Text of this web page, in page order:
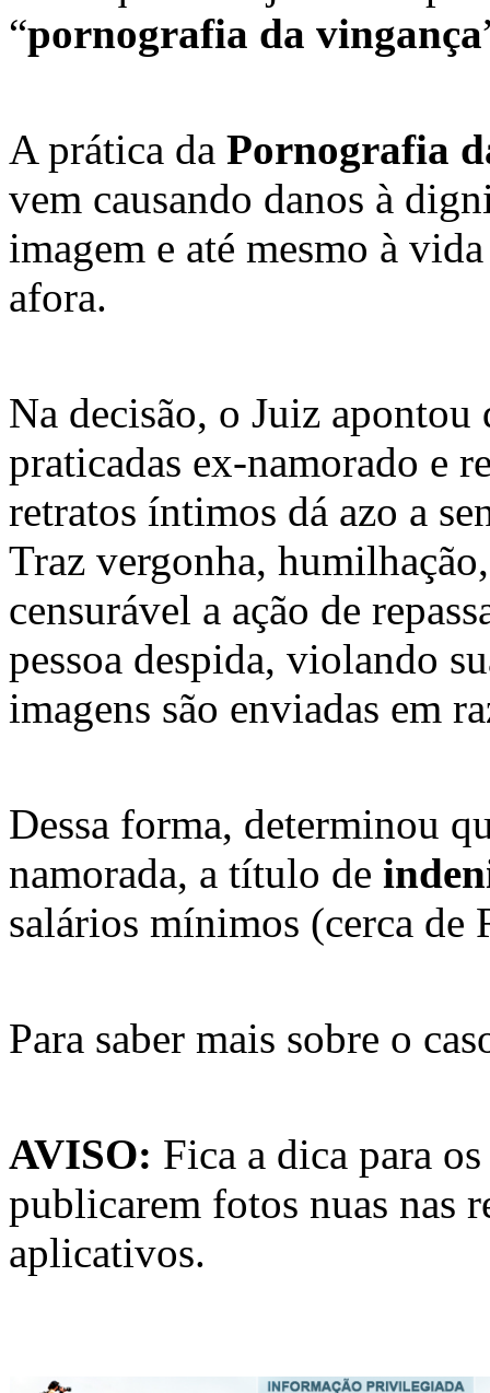
“pornografia da vingança
A prática da Pornografia
vem causando danos à
imagem e até mesmo à
afora.
Na decisão, o Juiz apontou
praticadas ex-namorado e
retratos íntimos dá azo a
Traz vergonha,
censurável a ação de
pessoa despida, violando
imagens são enviadas em
Dessa forma, determinou
namorada, a título de
salários mínimos (cerca de
Para saber mais sobre o
AVISO: Fica a dica para
publicarem fotos nuas nas
aplicativos.